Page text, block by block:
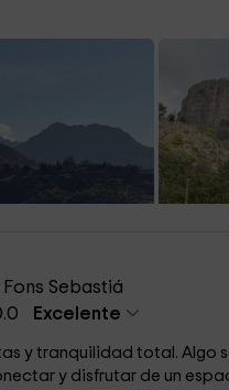
Sebastiá
Excelente
y tranquilidad total. Algo
y disfrutar de un